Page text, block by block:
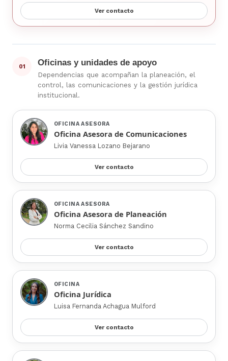
Ver contacto
01 Oficinas y unidades de apoyo
Dependencias que acompañan la planeación, el
control, las comunicaciones y la gestión jurídica
institucional.
OFICINA ASESORA
Oficina Asesora de Comunicaciones
Livia Vanessa Lozano Bejarano
Ver contacto
OFICINA ASESORA
Oficina Asesora de Planeación
Norma Cecilia Sánchez Sandino
Ver contacto
OFICINA
Oficina Jurídica
Luisa Fernanda Achagua Mulford
Ver contacto